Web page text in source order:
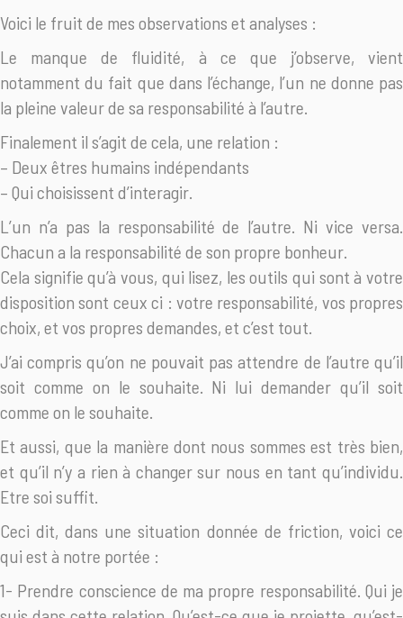
Voici le fruit de mes observations et analyses :
Le manque de fluidité, à ce que j’observe, vient
notamment du fait que dans l’échange, l’un ne donne pas
la pleine valeur de sa responsabilité à l’autre.
Finalement il s’agit de cela, une relation :
– Deux êtres humains indépendants
– Qui choisissent d’interagir.
L’un n’a pas la responsabilité de l’autre. Ni vice versa.
Chacun a la responsabilité de son propre bonheur.
Cela signifie qu’à vous, qui lisez, les outils qui sont à votre
disposition sont ceux ci : votre responsabilité, vos propres
choix, et vos propres demandes, et c’est tout.
J’ai compris qu’on ne pouvait pas attendre de l’autre qu’il
soit comme on le souhaite. Ni lui demander qu’il soit
comme on le souhaite.
Et aussi, que la manière dont nous sommes est très bien,
et qu’il n’y a rien à changer sur nous en tant qu’individu.
Etre soi suffit.
Ceci dit, dans une situation donnée de friction, voici ce
qui est à notre portée :
1- Prendre conscience de ma propre responsabilité. Qui je